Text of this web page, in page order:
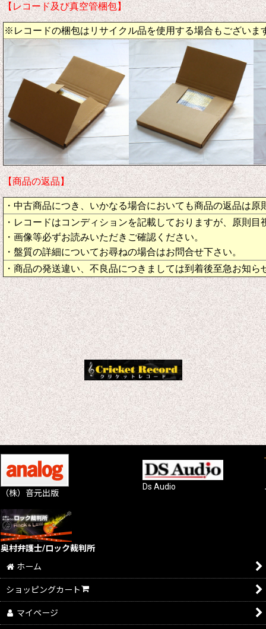
【レコード及び真空管梱包】
※レコードの梱包はリサイクル品を使用する場合もございま
【商品の返品】
・中古商品につき、いかなる場合においても商品の返品は原
・レコードはコンディションを記載しておりますが、原則目
・画像等必ずお読みいただきご確認ください。
・盤質の詳細についてお尋ねの場合はお問合せ下さい。
・商品の発送違い、不良品につきましては到着後至急お知ら
（株）音元出版
Ds Audio
奥村弁護士/ロック裁判所
ホーム
ショッピングカート
マイページ